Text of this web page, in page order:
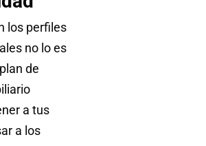
los perfiles
no lo es
de
a tus
a los